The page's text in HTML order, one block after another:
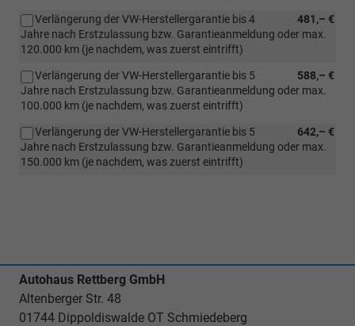
481,– €
Verlängerung der VW-Herstellergarantie bis 4
Jahre nach Erstzulassung bzw. Garantieanmeldung oder max.
120.000 km (je nachdem, was zuerst eintrifft)
588,– €
Verlängerung der VW-Herstellergarantie bis 5
Jahre nach Erstzulassung bzw. Garantieanmeldung oder max.
100.000 km (je nachdem, was zuerst eintrifft)
642,– €
Verlängerung der VW-Herstellergarantie bis 5
Jahre nach Erstzulassung bzw. Garantieanmeldung oder max.
150.000 km (je nachdem, was zuerst eintrifft)
Autohaus Rettberg GmbH
Altenberger Str. 48
01744 Dippoldiswalde OT Schmiedeberg